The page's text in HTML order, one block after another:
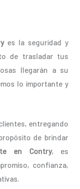
es la seguridad y
de trasladar tus
llegarán a su
lo importante y
entregando
de brindar
en Contry, es
confianza,